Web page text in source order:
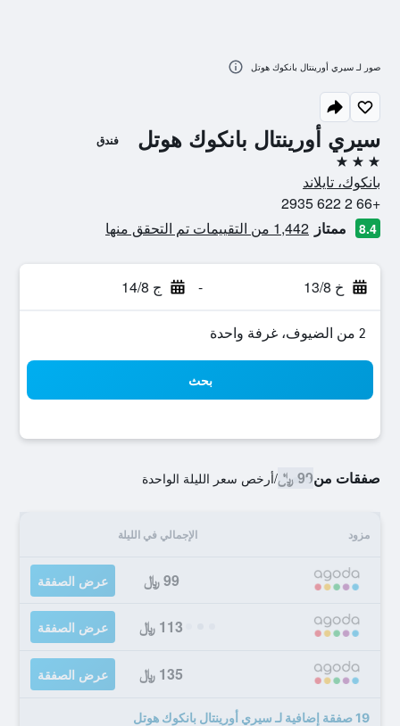
سيري أورينتال بانكوك هوتل فندق
3 نجوم
بانكوك، تايلاند
+66 2 622 2935
8.4 ممتاز 1,442 من التقييمات تم التحقق منها
خ 13/8 - ج 14/8
2 من الضيوف، غرفة واحدة
بحث
صفقات من99 ﷼ /أرخص سعر الليلة الواحدة
مزود الإجمالي في الليلة
99 ﷼ عرض الصفقة
113 ﷼ عرض الصفقة
135 ﷼ عرض الصفقة
19 صفقة إضافية لـ سيري أورينتال بانكوك هوتل
صور لـ سيري أورينتال بانكوك هوتل